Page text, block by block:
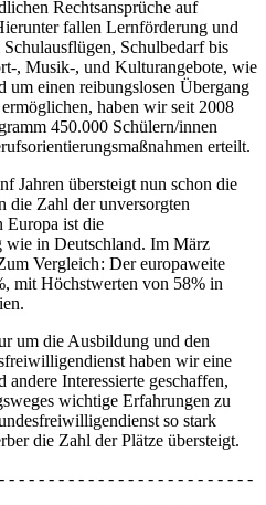
Rechtsansprüche auf
fallen Lernförderung und
Schulbedarf bis
, Musik-, und Kulturangebote, wie
einen reibungslosen Übergang
haben wir seit 2008
450.000 Schülern/innen
erteilt.
Jahren übersteigt nun schon die
die Zahl der unversorgten
Europa ist die
wie in Deutschland. Im März
Vergleich : Der europaweite
mit Höchstwerten von 58% in
um die Ausbildung und den
haben wir eine
Interessierte geschaffen,
wichtige Erfahrungen zu
so stark
die Zahl der Plätze übersteigt.
- - - - - - - - - - - - - - - - - - - - - - - - -